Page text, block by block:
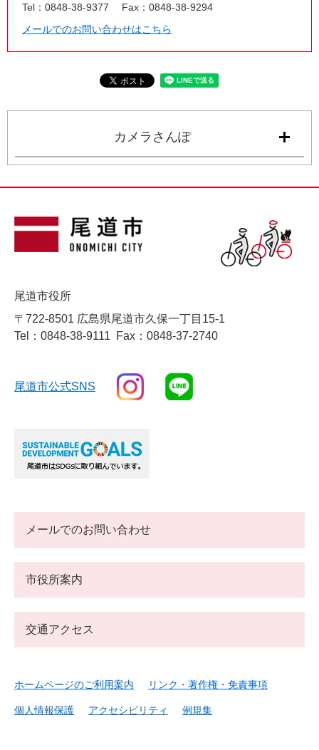
Tel：0848-38-9377
Fax：0848-38-9294
メールでのお問い合わせはこちら
カメラさんぽ
尾道市役所
〒722-8501 広島県尾道市久保一丁目15-1
Tel：0848-38-9111
Fax：0848-37-2740
尾道市公式SNS
メールでのお問い合わせ
市役所案内
交通アクセス
ホームページのご利用案内 リンク・著作権・免責事項
個人情報保護 アクセシビリティ 例規集